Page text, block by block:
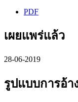
PDF
เผยแพร่แล้ว
28-06-2019
รูปแบบการอ้า